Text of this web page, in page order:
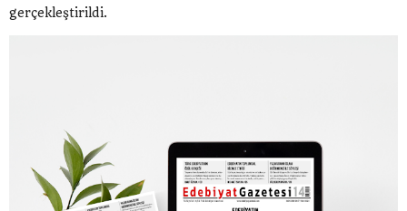
gerçekleştirildi.